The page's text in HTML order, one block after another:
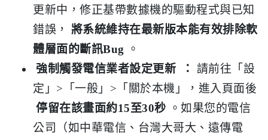
更新中，修正基帶數據機的驅動程式與已知
錯誤，
將系統維持在最新版本能有效排除軟
體層面的斷訊Bug
。
強制觸發電信業者設定更新
：
請前往「設
定」>「一般」>「關於本機」，進入頁面後
停留在該畫面約15至30秒 。如果您的電信
公司（如中華電信、台灣大哥大、遠傳電